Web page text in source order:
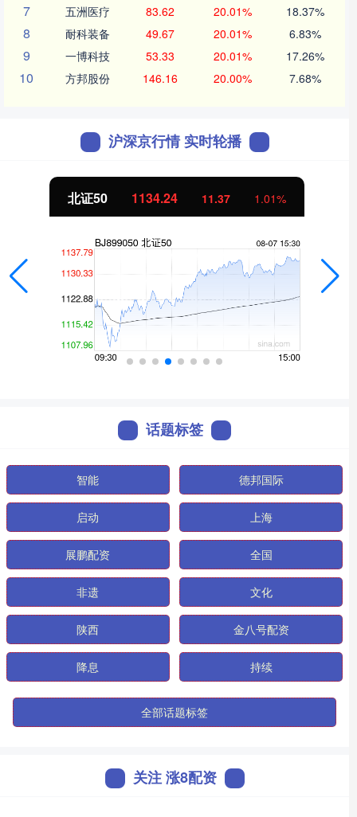
7 五洲医疗 83.62 20.01% 18.37%
8 耐科装备 49.67 20.01% 6.83%
9 一博科技 53.33 20.01% 17.26%
10 方邦股份 146.16 20.00% 7.68%
沪深京行情 实时轮播
北证50 1134.24 11.37 1.01%
话题标签
智能 德邦国际
启动 上海
展鹏配资 全国
非遗 文化
陕西 金八号配资
降息 持续
全部话题标签
关注 涨8配资